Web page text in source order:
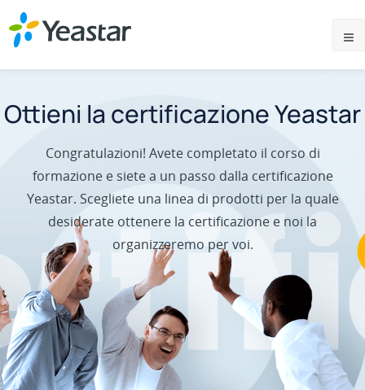
Ottieni la certificazione Yeastar
Congratulazioni! Avete completato il corso di
formazione e siete a un passo dalla certificazione
Yeastar. Scegliete una linea di prodotti per la quale
desiderate ottenere la certificazione e noi la
organizzeremo per voi.